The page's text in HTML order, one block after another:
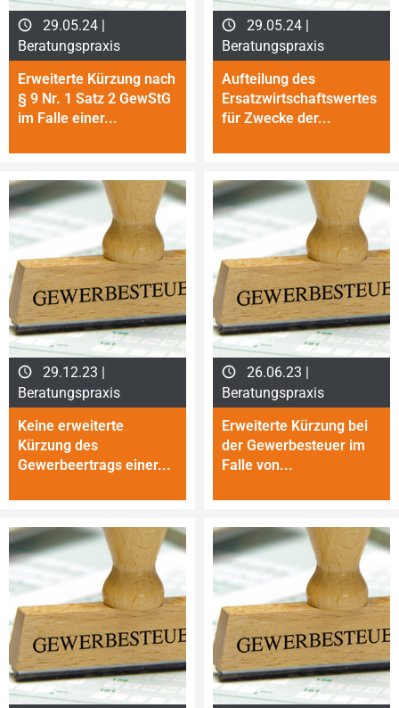
29.05.24 |
Beratungspraxis
Erweiterte Kürzung nach
§ 9 Nr. 1 Satz 2 GewStG
im Falle einer...
29.05.24 |
Beratungspraxis
Aufteilung des
Ersatzwirtschaftswertes
für Zwecke der...
29.12.23 |
Beratungspraxis
Keine erweiterte
Kürzung des
Gewerbeertrags einer...
26.06.23 |
Beratungspraxis
Erweiterte Kürzung bei
der Gewerbesteuer im
Falle von...